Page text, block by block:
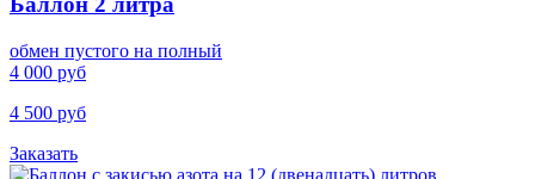
обмен пустого на полный
4 000 руб
4 500 руб
Заказать